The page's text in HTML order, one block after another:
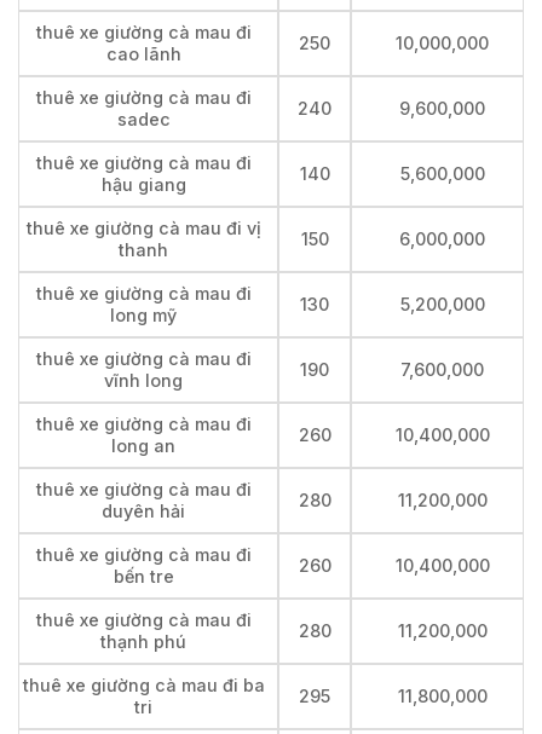
thuê xe giường cà mau đi
cao lãnh
250 10,000,000
thuê xe giường cà mau đi
sadec
240 9,600,000
thuê xe giường cà mau đi
hậu giang
140 5,600,000
thuê xe giường cà mau đi vị
thanh
150 6,000,000
thuê xe giường cà mau đi
long mỹ
130 5,200,000
thuê xe giường cà mau đi
vĩnh long
190 7,600,000
thuê xe giường cà mau đi
long an
260 10,400,000
thuê xe giường cà mau đi
duyên hải
280 11,200,000
thuê xe giường cà mau đi
bến tre
260 10,400,000
thuê xe giường cà mau đi
thạnh phú
280 11,200,000
thuê xe giường cà mau đi ba
tri
295 11,800,000